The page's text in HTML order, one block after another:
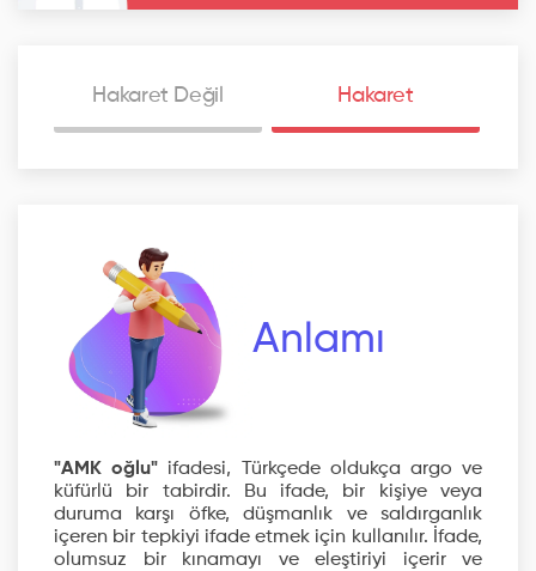
Hakaret Değil Hakaret
Anlamı
"AMK oğlu" ifadesi, Türkçede oldukça argo ve
küfürlü bir tabirdir. Bu ifade, bir kişiye veya
duruma karşı öfke, düşmanlık ve saldırganlık
içeren bir tepkiyi ifade etmek için kullanılır. İfade,
olumsuz bir kınamayı ve eleştiriyi içerir ve